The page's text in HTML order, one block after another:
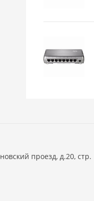
проезд, д.20, стр.